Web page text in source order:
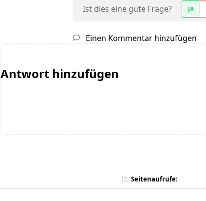
Ist dies eine gute Frage? JA
Einen Kommentar hinzufügen
Antwort hinzufügen
Seitenaufrufe: